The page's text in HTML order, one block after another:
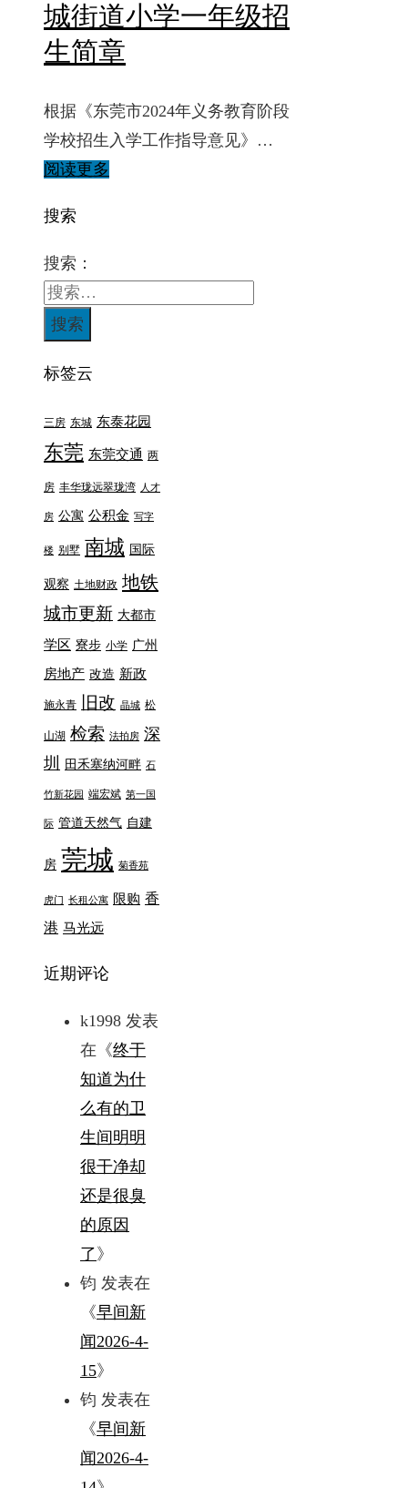
城街道小学一年级招
生简章
根据《东莞市2024年义务教育阶段
学校招生入学工作指导意见》…
阅读更多
搜索
搜索：
标签云
三房 东城 东泰花园
东莞 东莞交通 两
房 丰华珑远翠珑湾 人才
房 公寓 公积金 写字
楼 别墅 南城 国际
观察 土地财政 地铁
城市更新 大都市
学区 寮步 小学 广州
房地产 改造 新政
施永青 旧改 晶城 松
山湖 检索 法拍房 深
圳
田禾塞纳河畔 石
竹新花园 端宏斌 第一国
际 管道天然气 自建
房 莞城 菊香苑
虎门 长租公寓 限购 香
港 马光远
近期评论
k1998 发表
在《终于
知道为什
么有的卫
生间明明
很干净却
还是很臭
的原因
了》
钧 发表在
《早间新
闻2026-4-
15》
钧 发表在
《早间新
闻2026-4-